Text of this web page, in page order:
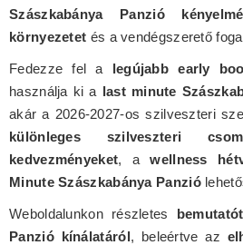
Szászkabánya Panzió
környezetet és a vendégszerető
Fedezze fel a legújabb early
használja ki a last minute
akár a 2026-2027-os szilveszteri
különleges szilveszteri
kedvezményeket, awellness
Minute Szászkabánya Panzió
Weboldalunkon részletes
Panzió kínálatáról, beleértve az